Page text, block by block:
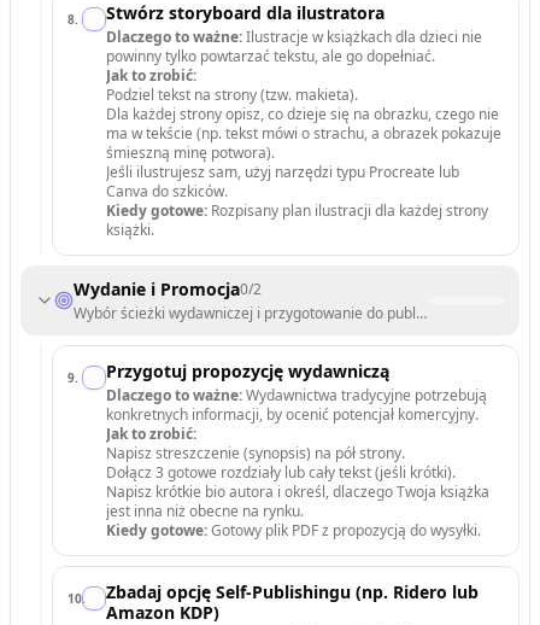
8. Stwórz storyboard dla ilustratora
Dlaczego to ważne:Ilustracje w książkach dla dzieci nie
powinny tylko powtarzać tekstu, ale go dopełniać.
Jak to zrobić:
Podziel tekst na strony (tzw. makieta).
Dla każdej strony opisz, co dzieje się na obrazku, czego nie
ma w tekście (np. tekst mówi o strachu, a obrazek pokazuje
śmieszną minę potwora).
Jeśli ilustrujesz sam, użyj narzędzi typu Procreate lub
Canva do szkiców.
Kiedy gotowe: Rozpisany plan ilustracji dla każdej strony
książki.
Wydanie i Promocja0/2
Wybór ścieżki wydawniczej i przygotowanie do publikacji.
9. Przygotuj propozycję wydawniczą
Dlaczego to ważne:Wydawnictwa tradycyjne potrzebują
konkretnych informacji, by ocenić potencjał komercyjny.
Jak to zrobić:
Napisz streszczenie (synopsis) na pół strony.
Dołącz 3 gotowe rozdziały lub cały tekst (jeśli krótki).
Napisz krótkie bio autora i określ, dlaczego Twoja książka
jest inna niż obecne na rynku.
Kiedy gotowe:Gotowy plik PDF z propozycją do wysyłki.
10.
Zbadaj opcję Self-Publishingu (np. Ridero lub
Amazon KDP)